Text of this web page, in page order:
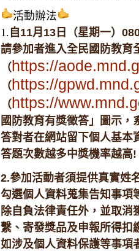
活動辦法
1. 自11月13日（星期一）
請參加者進入全民國防教育
（ https://
（ https://
（ https://
國防教育有獎徵答」圖示
答對者在網站留下個人基本
答題次數越多中獎機率越高!
2.參加活動者須提供真實姓
勾選個人資料蒐集告知事項
除自負法律責任外，並取
繫、寄發獎品及申報所得扣
如涉及個人資料保護等事項